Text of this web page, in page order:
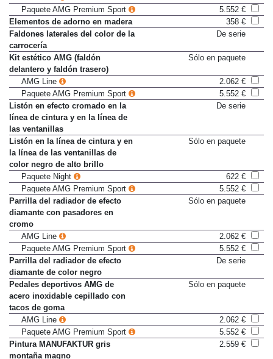
AMG Line
2.062 €
Paquete AMG Premium Sport
5.552 €
Elementos de adorno en madera
358 €
Faldones laterales del color de la
carrocería
Kit estético AMG (faldón
delantero y faldón trasero)
AMG Line
2.062 €
Paquete AMG Premium Sport
5.552 €
Listón en efecto cromado en la
línea de cintura y en la línea de
las ventanillas
Listón en la línea de cintura y en
la línea de las ventanillas de
color negro de alto brillo
Paquete Night
622 €
Paquete AMG Premium Sport
5.552 €
Parrilla del radiador de efecto
diamante con pasadores en
cromo
AMG Line
2.062 €
Paquete AMG Premium Sport
5.552 €
Parrilla del radiador de efecto
diamante de color negro
Pedales deportivos AMG de
acero inoxidable cepillado con
tacos de goma
AMG Line
2.062 €
Paquete AMG Premium Sport
5.552 €
Pintura MANUFAKTUR gris